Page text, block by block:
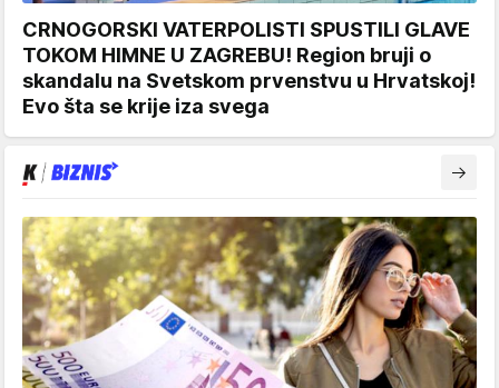
CRNOGORSKI VATERPOLISTI SPUSTILI GLAVE
TOKOM HIMNE U ZAGREBU! Region bruji o
skandalu na Svetskom prvenstvu u Hrvatskoj!
Evo šta se krije iza svega